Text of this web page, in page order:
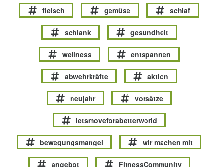
fleisch gemüse schlaf
schlank gesundheit
wellness entspannen
abwehrkräfte aktion
neujahr vorsätze
letsmoveforabetterworld
bewegungsmangel wir machen mit
angebot FitnessCommunity